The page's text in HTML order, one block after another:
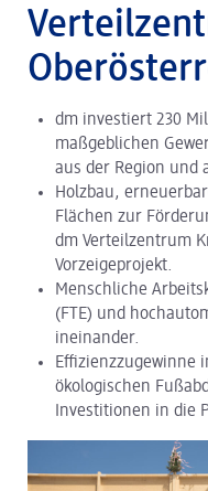
Verantwortung
Arbeiten bei dm
dm Logistik
dm Online Shop
PAYBACK
Über dm
Pressekontakt
ACTIVE BEAUTY
dm investiert 230
maßgeblichen
aus der Region und
Holzbau,
Flächen zur
dm Verteilzentrum
Vorzeigeprojekt.
Menschliche
(FTE) und
ineinander.
Effizienzzugewinne
ökologischen
Investitionen in die